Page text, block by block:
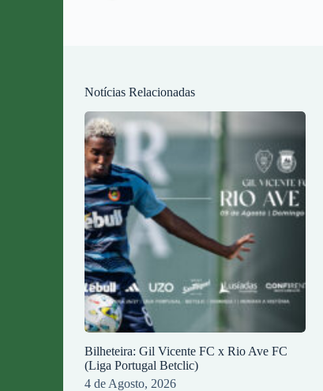
Notícias Relacionadas
Bilheteira: Gil Vicente FC x Rio Ave FC
(Liga Portugal Betclic)
4 de Agosto, 2026